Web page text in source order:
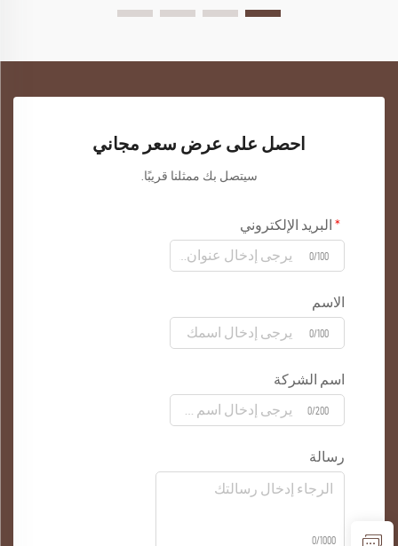
احصل على عرض سعر مجاني
سيتصل بك ممثلنا قريبًا.
البريد الإلكتروني
0/100
الاسم
0/100
اسم الشركة
0/200
رسالة
0/1000